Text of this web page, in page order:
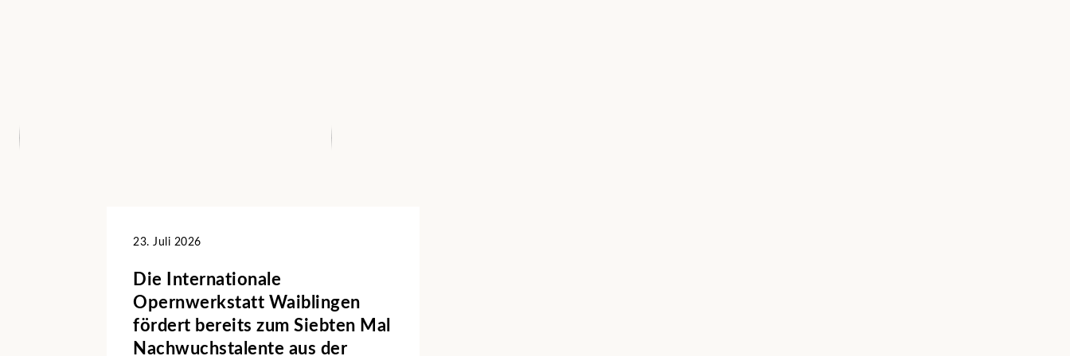
23. Juli 2026
Die Internationale
Opernwerkstatt Waiblingen
fördert bereits zum Siebten Mal
Nachwuchstalente aus der